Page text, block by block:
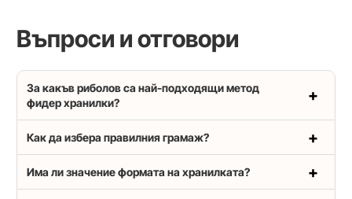
Въпроси и отговори
За какъв риболов са най-подходящи метод
фидер хранилки?
Как да избера правилния грамаж?
Има ли значение формата на хранилката?